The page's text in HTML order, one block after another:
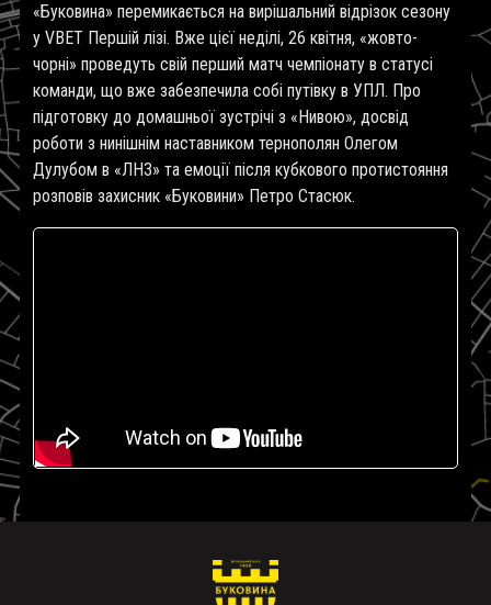
«Буковина» перемикається на вирішальний відрізок сезону
у VBET Першій лізі. Вже цієї неділі, 26 квітня, «жовто-
чорні» проведуть свій перший матч чемпіонату в статусі
команди, що вже забезпечила собі путівку в УПЛ. Про
підготовку до домашньої зустрічі з «Нивою», досвід
роботи з нинішнім наставником тернополян Олегом
Дулубом в «ЛНЗ» та емоції після кубкового протистояння
розповів захисник «Буковини» Петро Стасюк.